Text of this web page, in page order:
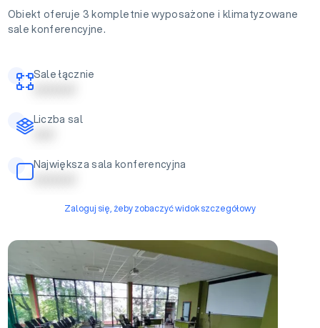
Obiekt oferuje 3 kompletnie wyposażone i klimatyzowane
sale konferencyjne.
Sale łącznie
| | | | | | | | | |
Liczba sal
| | | | |
Największa sala konferencyjna
| | | | | | | | | |
Zaloguj się, żeby zobaczyć widok szczegółowy
Sala Agatowa